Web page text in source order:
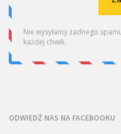
ODWIEDŹ NAS NA FACEBOOKU